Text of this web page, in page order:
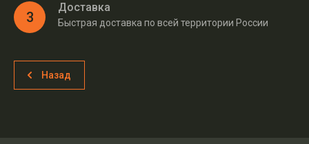
3
Доставка
Быстрая доставка по всей территории России
Назад